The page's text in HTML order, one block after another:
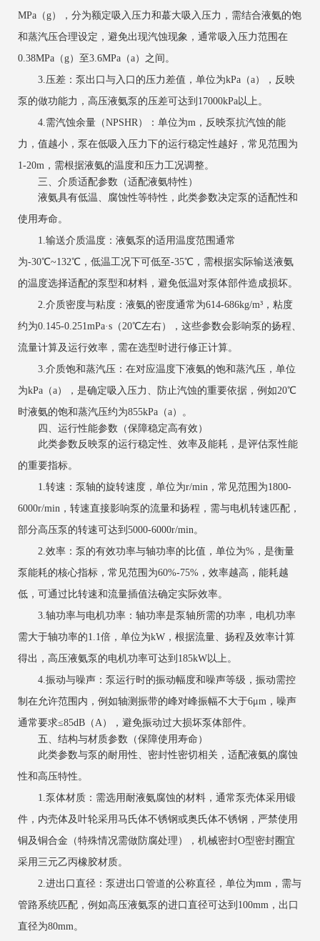
MPa（g），分为额定吸入压力和蕞大吸入压力，需结合液氨的饱
和蒸汽压合理设定，避免出现汽蚀现象，通常吸入压力范围在
0.38MPa（g）至3.6MPa（a）之间。
3.压差：泵出口与入口的压力差值，单位为kPa（a），反映
泵的做功能力，高压液氨泵的压差可达到17000kPa以上。
4.需汽蚀余量（NPSHR）：单位为m，反映泵抗汽蚀的能
力，值越小，泵在低吸入压力下的运行稳定性越好，常见范围为
1-20m，需根据液氨的温度和压力工况调整。
三、介质适配参数（适配液氨特性）
液氨具有低温、腐蚀性等特性，此类参数决定泵的适配性和
使用寿命。
1.输送介质温度：液氨泵的适用温度范围通常
为-30℃~132℃，低温工况下可低至-35℃，需根据实际输送液氨
的温度选择适配的泵型和材料，避免低温对泵体部件造成损坏。
2.介质密度与粘度：液氨的密度通常为614-686kg/m³，粘度
约为0.145-0.251mPa·s（20℃左右），这些参数会影响泵的扬程、
流量计算及运行效率，需在选型时进行修正计算。
3.介质饱和蒸汽压：在对应温度下液氨的饱和蒸汽压，单位
为kPa（a），是确定吸入压力、防止汽蚀的重要依据，例如20℃
时液氨的饱和蒸汽压约为855kPa（a）。
四、运行性能参数（保障稳定高有效）
此类参数反映泵的运行稳定性、效率及能耗，是评估泵性能
的重要指标。
1.转速：泵轴的旋转速度，单位为r/min，常见范围为1800-
6000r/min，转速直接影响泵的流量和扬程，需与电机转速匹配，
部分高压泵的转速可达到5000-6000r/min。
2.效率：泵的有效功率与轴功率的比值，单位为%，是衡量
泵能耗的核心指标，常见范围为60%-75%，效率越高，能耗越
低，可通过比转速和流量插值法确定实际效率。
3.轴功率与电机功率：轴功率是泵轴所需的功率，电机功率
需大于轴功率的1.1倍，单位为kW，根据流量、扬程及效率计算
得出，高压液氨泵的电机功率可达到185kW以上。
4.振动与噪声：泵运行时的振动幅度和噪声等级，振动需控
制在允许范围内，例如轴测振带的峰对峰振幅不大于6μm，噪声
通常要求≤85dB（A），避免振动过大损坏泵体部件。
五、结构与材质参数（保障使用寿命）
此类参数与泵的耐用性、密封性密切相关，适配液氨的腐蚀
性和高压特性。
1.泵体材质：需选用耐液氨腐蚀的材料，通常泵壳体采用锻
件，内壳体及叶轮采用马氏体不锈钢或奥氏体不锈钢，严禁使用
铜及铜合金（特殊情况需做防腐处理），机械密封O型密封圈宜
采用三元乙丙橡胶材质。
2.进出口直径：泵进出口管道的公称直径，单位为mm，需与
管路系统匹配，例如高压液氨泵的进口直径可达到100mm，出口
直径为80mm。